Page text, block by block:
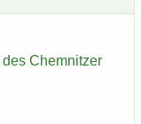
Chem­nit­zer